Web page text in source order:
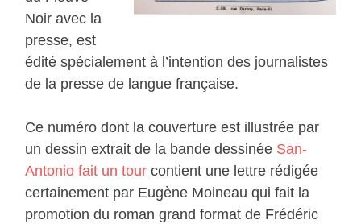
Noir avec la
presse, est
édité spécialement à l’intention des journalistes
de la presse de langue française.
Ce numéro dont la couverture est illustrée par
un dessin extrait de la bande dessinée San-
Antonio fait un tour contient une lettre rédigée
certainement par Eugène Moineau qui fait la
promotion du roman grand format de Frédéric